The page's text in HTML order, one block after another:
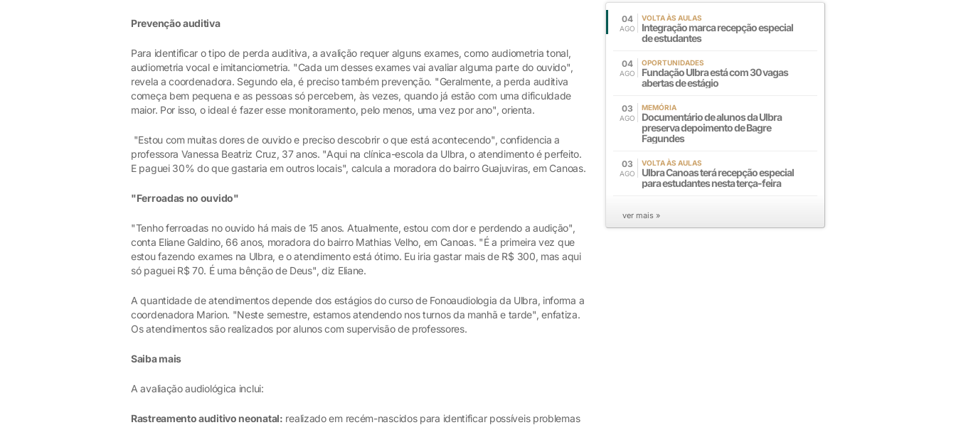
Prevenção auditiva
Para identificar o tipo de perda auditiva, a avalição requer alguns exames, como audiometria tonal,
audiometria vocal e imitanciometria. "Cada um desses exames vai avaliar alguma parte do ouvido",
revela a coordenadora. Segundo ela, é preciso também prevenção. "Geralmente, a perda auditiva
começa bem pequena e as pessoas só percebem, às vezes, quando já estão com uma dificuldade
maior. Por isso, o ideal é fazer esse monitoramento, pelo menos, uma vez por ano", orienta.
"Estou com muitas dores de ouvido e preciso descobrir o que está acontecendo", confidencia a
professora Vanessa Beatriz Cruz, 37 anos. "Aqui na clínica-escola da Ulbra, o atendimento é perfeito.
E paguei 30% do que gastaria em outros locais", calcula a moradora do bairro Guajuviras, em Canoas.
"Ferroadas no ouvido"
"Tenho ferroadas no ouvido há mais de 15 anos. Atualmente, estou com dor e perdendo a audição",
conta Eliane Galdino, 66 anos, moradora do bairro Mathias Velho, em Canoas. "É a primeira vez que
estou fazendo exames na Ulbra, e o atendimento está ótimo. Eu iria gastar mais de R$ 300, mas aqui
só paguei R$ 70. É uma bênção de Deus", diz Eliane.
A quantidade de atendimentos depende dos estágios do curso de Fonoaudiologia da Ulbra, informa a
coordenadora Marion. "Neste semestre, estamos atendendo nos turnos da manhã e tarde", enfatiza.
Os atendimentos são realizados por alunos com supervisão de professores.
Saiba mais
A avaliação audiológica inclui:
Rastreamento auditivo neonatal: realizado em recém-nascidos para identificar possíveis problemas
04
AGO
VOLTA ÀS AULAS
Integração marca recepção especial
de estudantes
04
AGO
OPORTUNIDADES
Fundação Ulbra está com 30 vagas
abertas de estágio
03
AGO
MEMÓRIA
Documentário de alunos da Ulbra
preserva depoimento de Bagre
Fagundes
03
AGO
VOLTA ÀS AULAS
Ulbra Canoas terá recepção especial
para estudantes nesta terça-feira
ver mais »